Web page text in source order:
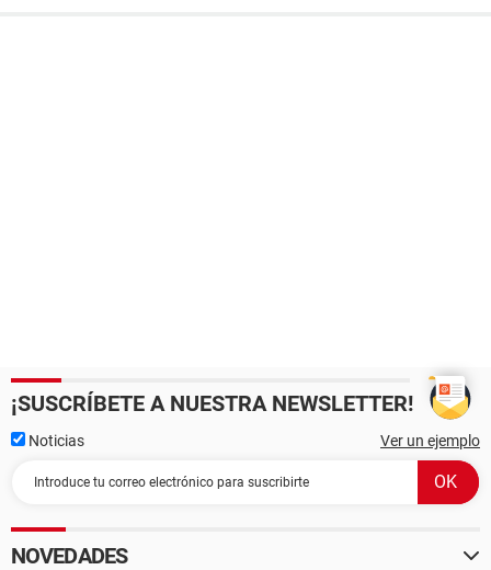
¡SUSCRÍBETE A NUESTRA NEWSLETTER!
Noticias Ver un ejemplo
NOVEDADES